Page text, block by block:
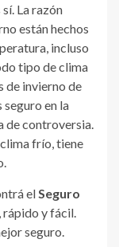
La razón
están hechos
incluso
tipo de clima
de invierno de
seguro en la
de controversia.
clima frío, tiene
el Seguro
rápido y fácil.
seguro.